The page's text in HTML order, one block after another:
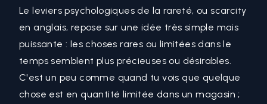
Le leviers psychologiques de la rareté, ou scarcity
en anglais, repose sur une idée très simple mais
puissante : les choses rares ou limitées dans le
temps semblent plus précieuses ou désirables.
C'est un peu comme quand tu vois que quelque
chose est en quantité limitée dans un magasin ;